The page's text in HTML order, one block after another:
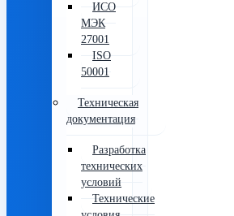
ИСО
МЭК
27001
ISO
50001
Техническая
документация
Разработка
технических
условий
Технические